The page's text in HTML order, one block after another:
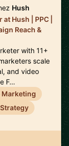
Hush
Hush | PPC |
Reach &
with 11+
scale
and video
F…
Marketing